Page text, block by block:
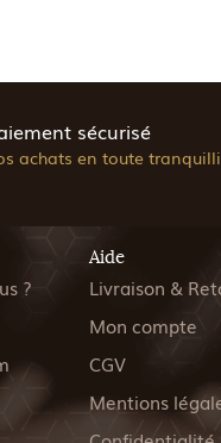
sécurisé
achats en toute
?
Aide
Livraison &
Mon compte
CGV
Mentions